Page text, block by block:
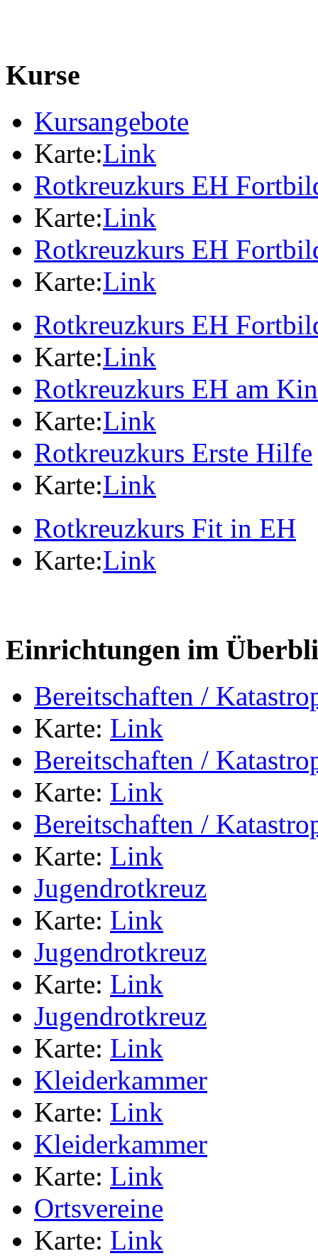
Kurse
Kursangebote
Karte:Link
Rotkreuzkurs EH
Karte:Link
Rotkreuzkurs EH
Karte:Link
Rotkreuzkurs EH
Karte:Link
Rotkreuzkurs EH am
Karte:Link
Rotkreuzkurs Erste Hilfe
Karte:Link
Rotkreuzkurs Fit in EH
Karte:Link
Einrichtungen im
Bereitschaften /
Karte: Link
Bereitschaften /
Karte: Link
Bereitschaften /
Karte: Link
Jugendrotkreuz
Karte: Link
Jugendrotkreuz
Karte: Link
Jugendrotkreuz
Karte: Link
Kleiderkammer
Karte: Link
Kleiderkammer
Karte: Link
Ortsvereine
Karte: Link